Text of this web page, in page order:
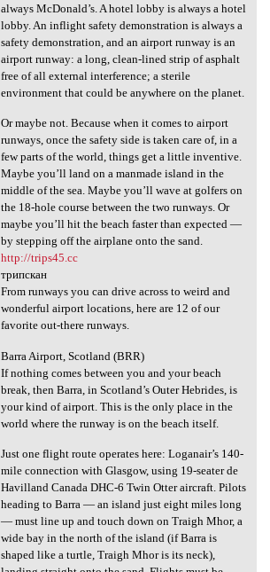
always McDonald’s. A hotel lobby is always a hotel
lobby. An inflight safety demonstration is always a
safety demonstration, and an airport runway is an
airport runway: a long, clean-lined strip of asphalt
free of all external interference; a sterile
environment that could be anywhere on the planet.
Or maybe not. Because when it comes to airport
runways, once the safety side is taken care of, in a
few parts of the world, things get a little inventive.
Maybe you’ll land on a manmade island in the
middle of the sea. Maybe you’ll wave at golfers on
the 18-hole course between the two runways. Or
maybe you’ll hit the beach faster than expected —
by stepping off the airplane onto the sand.
http://trips45.cc
трипскан
From runways you can drive across to weird and
wonderful airport locations, here are 12 of our
favorite out-there runways.
Barra Airport, Scotland (BRR)
If nothing comes between you and your beach
break, then Barra, in Scotland’s Outer Hebrides, is
your kind of airport. This is the only place in the
world where the runway is on the beach itself.
Just one flight route operates here: Loganair’s 140-
mile connection with Glasgow, using 19-seater de
Havilland Canada DHC-6 Twin Otter aircraft. Pilots
heading to Barra — an island just eight miles long
— must line up and touch down on Traigh Mhor, a
wide bay in the north of the island (if Barra is
shaped like a turtle, Traigh Mhor is its neck),